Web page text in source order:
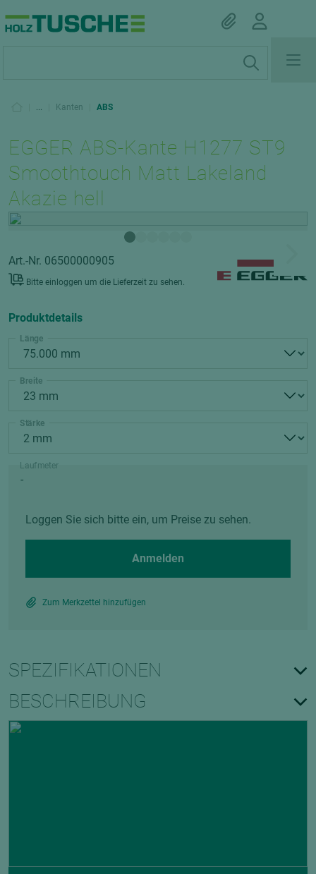
... Kanten ABS
EGGER ABS-Kante H1277 ST9
Smoothtouch Matt Lakeland
Akazie hell
Art.-Nr. 06500000905
Bitte einloggen um die Lieferzeit zu sehen.
Produktdetails
Länge
Breite
Stärke
Laufmeter
Loggen Sie sich bitte ein, um Preise zu sehen.
Anmelden
Zum Merkzettel hinzufügen
SPEZIFIKATIONEN
BESCHREIBUNG